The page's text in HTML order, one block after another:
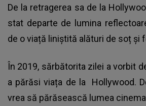
De la retragerea sa de la
stat departe de lumina
de o viață liniștită alături de soț și
În 2019, sărbătorita zilei a vorbit
a părăsi viața de la Hollywood.
vrea să părăsească lumea